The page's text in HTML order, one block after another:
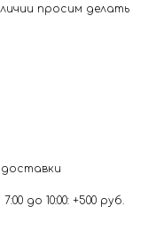
просим делать
до 10:00: +500 руб.